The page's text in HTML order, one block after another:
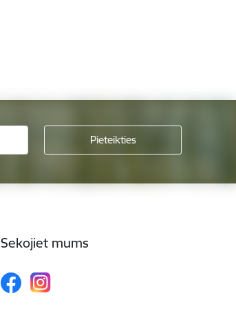
Sekojiet mums